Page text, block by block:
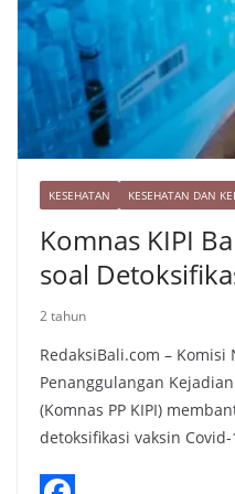
k
KESEHATAN KESEHATAN DAN
Komnas KIPI
soal
2 tahun
RedaksiBali.com –
Penanggulangan
(Komnas PP KIPI)
detoksifikasi vaksin